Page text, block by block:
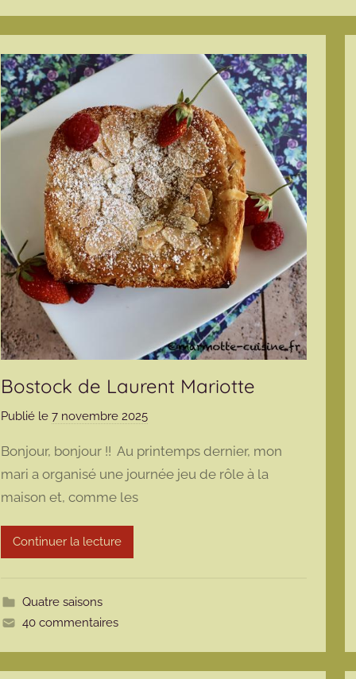
Bostock de Laurent Mariotte
Publié le 7 novembre 2025p
r
m
Bonjour, bonjour !! Au printemps dernier, mon
mari a organisé une journée jeu de rôle à la
maison et, comme les
Continuer la lecture
Quatre saisons
40 commentaires